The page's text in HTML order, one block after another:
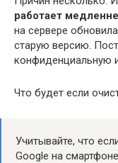
работает
на сервере
старую версию.
конфиденциальную
Что будет если
Учитывайте, что
Google на